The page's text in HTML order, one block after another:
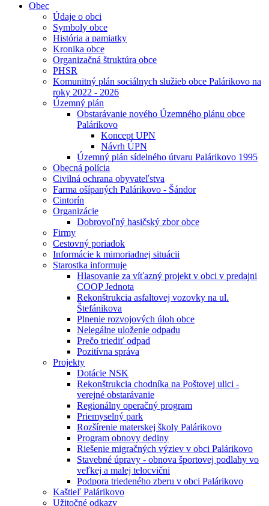
Obec
Údaje o obci
Symboly obce
História a pamiatky
Kronika obce
Organizačná štruktúra obce
PHSR
Komunitný plán sociálnych služieb obce Palárikovo na
roky 2022 - 2026
Územný plán
Obstarávanie nového Územného plánu obce
Palárikovo
Koncept UPN
Návrh ÚPN
Územný plán sídelného útvaru Palárikovo 1995
Obecná polícia
Civilná ochrana obyvateľstva
Farma ošípaných Palárikovo - Šándor
Cintorín
Organizácie
Dobrovoľný hasičský zbor obce
Firmy
Cestovný poriadok
Informácie k mimoriadnej situácii
Starostka informuje
Hlasovanie za víťazný projekt v obci v predajni
COOP Jednota
Rekonštrukcia asfaltovej vozovky na ul.
Štefánikova
Plnenie rozvojových úloh obce
Nelegálne uloženie odpadu
Prečo triediť odpad
Pozitívna správa
Projekty
Dotácie NSK
Rekonštrukcia chodníka na Poštovej ulici -
verejné obstarávanie
Regionálny operačný program
Priemyselný park
Rozšírenie materskej školy Palárikovo
Program obnovy dediny
Riešenie migračných výziev v obci Palárikovo
Stavebné úpravy - obnova športovej podlahy vo
veľkej a malej telocvični
Podpora triedeného zberu v obci Palárikovo
Kaštieľ Palárikovo
Užitočné odkazy